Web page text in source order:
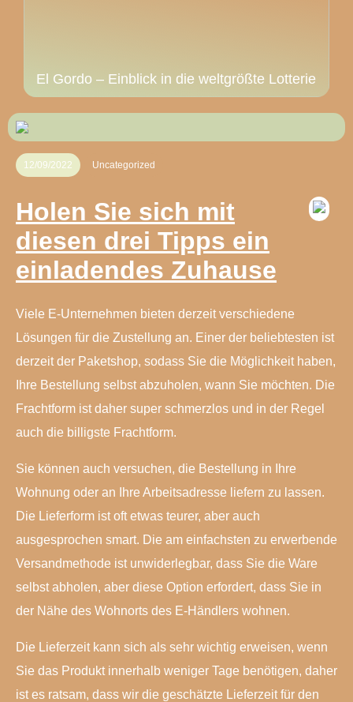
El Gordo – Einblick in die weltgrößte Lotterie
12/09/2022 Uncategorized
Holen Sie sich mit
diesen drei Tipps ein
einladendes Zuhause
Viele E-Unternehmen bieten derzeit verschiedene
Lösungen für die Zustellung an. Einer der beliebtesten ist
derzeit der Paketshop, sodass Sie die Möglichkeit haben,
Ihre Bestellung selbst abzuholen, wann Sie möchten. Die
Frachtform ist daher super schmerzlos und in der Regel
auch die billigste Frachtform.
Sie können auch versuchen, die Bestellung in Ihre
Wohnung oder an Ihre Arbeitsadresse liefern zu lassen.
Die Lieferform ist oft etwas teurer, aber auch
ausgesprochen smart. Die am einfachsten zu erwerbende
Versandmethode ist unwiderlegbar, dass Sie die Ware
selbst abholen, aber diese Option erfordert, dass Sie in
der Nähe des Wohnorts des E-Händlers wohnen.
Die Lieferzeit kann sich als sehr wichtig erweisen, wenn
Sie das Produkt innerhalb weniger Tage benötigen, daher
ist es ratsam, dass wir die geschätzte Lieferzeit für den